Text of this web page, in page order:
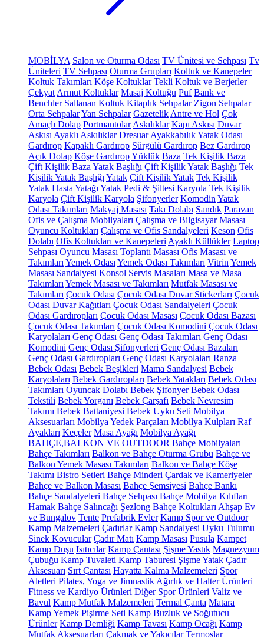
MOBİLYA Salon ve Oturma Odası TV Ünitesi ve Sehpası Tv
Üniteleri TV Sehpası Oturma Grupları Koltuk ve Kanepeler
Koltuk Takımları Köşe Koltuklar Tekli Koltuk ve Berjerler
Çekyat Armut Koltuklar Masaj Koltuğu Puf Bank ve
Benchler Sallanan Koltuk Kitaplık Sehpalar Zigon Sehpalar
Orta SehpalarYan Sehpalar Gazetelik Antre ve Hol Çok
Amaçlı Dolap Portmantolar Askılıklar Kapı Askısı Duvar
Askısı Ayaklı Askılıklar Dresuar AyakkabılıkYatak Odası
Gardırop Kapaklı Gardırop Sürgülü Gardırop Bez Gardırop
Açık Dolap Köşe GardıropYüklük Baza Tek Kişilik Baza
Çift Kişilik Baza Yatak Başlığı Çift Kişilik Yatak Başlığı Tek
Kişilik Yatak Başlığı Yatak Çift Kişilik Yatak Tek Kişilik
Yatak Hasta Yatağı Yatak Pedi & Şiltesi Karyola Tek Kişilik
Karyola Çift Kişilik Karyola Şifonyerler Komodin Yatak
Odası Takımları Makyaj Masası Takı Dolabı Sandık Paravan
Ofis ve Çalışma Mobilyaları Çalışma ve Bilgisayar Masası
Oyuncu Koltukları Çalışma ve Ofis Sandalyeleri Keson Ofis
Dolabı Ofis Koltukları ve Kanepeleri Ayaklı Küllükler Laptop
Sehpası Oyuncu Masası Toplantı Masası Ofis Masası ve
Takımları Yemek Odası Yemek Odası Takımları Vitrin Yemek
Masası Sandalyesi Konsol Servis Masaları Masa ve Masa
Takımları Yemek Masası ve Takımları Mutfak Masası ve
Takımları Çocuk Odası Çocuk Odası Duvar Stickerları Çocuk
Odası Duvar Kağıtları Çocuk Odası Sandalyeleri Çocuk
Odası Gardıropları Çocuk Odası Masası Çocuk Odası Bazası
Çocuk Odası Takımları Çocuk Odası Komodini Çocuk Odası
Karyolaları Genç Odası Genç Odası Takımları Genç Odası
Komodini Genç Odası Şifonyerleri Genç Odası Bazaları
Genç Odası Gardıropları Genç Odası Karyolaları Ranza
Bebek Odası Bebek Beşikleri Mama Sandalyesi Bebek
Karyolaları Bebek Gardıropları Bebek Yatakları Bebek Odası
Takımları Oyuncak Dolabı Bebek Şifonyer Bebek Odası
Tekstili Bebek Yorganı Bebek Çarşafı Bebek Nevresim
Takımı Bebek Battaniyesi Bebek Uyku Seti Mobilya
Aksesuarları Mobilya Yedek Parçaları Mobilya Kulpları Raf
Ayakları Keçeler Masa Ayağı Mobilya Ayağı
BAHÇE,BALKON VE OUTDOOR Bahçe Mobilyaları
Bahçe Takımları Balkon ve Bahçe Oturma Grubu Bahçe ve
Balkon Yemek Masası Takımları Balkon ve Bahçe Köşe
Takımı Bistro Setleri Bahçe Minderi Çardak ve Kameriyeler
Bahçe ve Balkon Masası Bahçe Şemsiyesi Bahçe Bankı
Bahçe Sandalyeleri Bahçe Sehpası Bahçe Mobilya Kılıfları
Hamak Bahçe Salıncağı Şezlong Bahçe Koltukları Ahşap Ev
ve Bungalov Tente Prefabrik Evler Kamp Spor ve Outdoor
Kamp Malzemeleri Çadırlar Kamp Sandalyesi Uyku Tulumu
Sinek Kovucular Çadır Matı Kamp Masası Pusula Kampet
Kamp Duşu Isıtıcılar Kamp Çantası Şişme Yastık Magnezyum
Çubuğu Kamp Tuvaleti Kamp Taburesi Şişme Yatak Çadır
Aksesuarı Sırt Çantası Hayatta Kalma Malzemeleri Spor
Aletleri Pilates, Yoga ve Jimnastik Ağırlık ve Halter Ürünleri
Fitness ve Kardiyo Ürünleri Diğer Spor Ürünleri Valiz ve
Bavul Kamp Mutfak Malzemeleri Termal Çanta Matara
Kamp Yemek Pişirme Seti Kamp Buzluk ve Soğutucu
Ürünler Kamp Demliği Kamp Tavası Kamp Ocağı Kamp
Mutfak Aksesuarları Çakmak ve Yakıcılar Termoslar